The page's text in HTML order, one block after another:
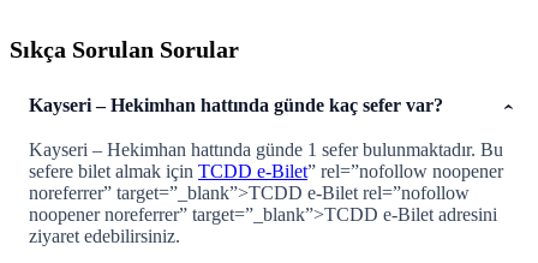
Sıkça Sorulan Sorular
Kayseri – Hekimhan hattında günde kaç sefer var?
Kayseri – Hekimhan hattında günde 1 sefer bulunmaktadır. Bu
sefere bilet almak için TCDD e-Bilet” rel=”nofollow noopener
noreferrer” target=”_blank”>TCDD e-Bilet rel=”nofollow
noopener noreferrer” target=”_blank”>TCDD e-Bilet adresini
ziyaret edebilirsiniz.